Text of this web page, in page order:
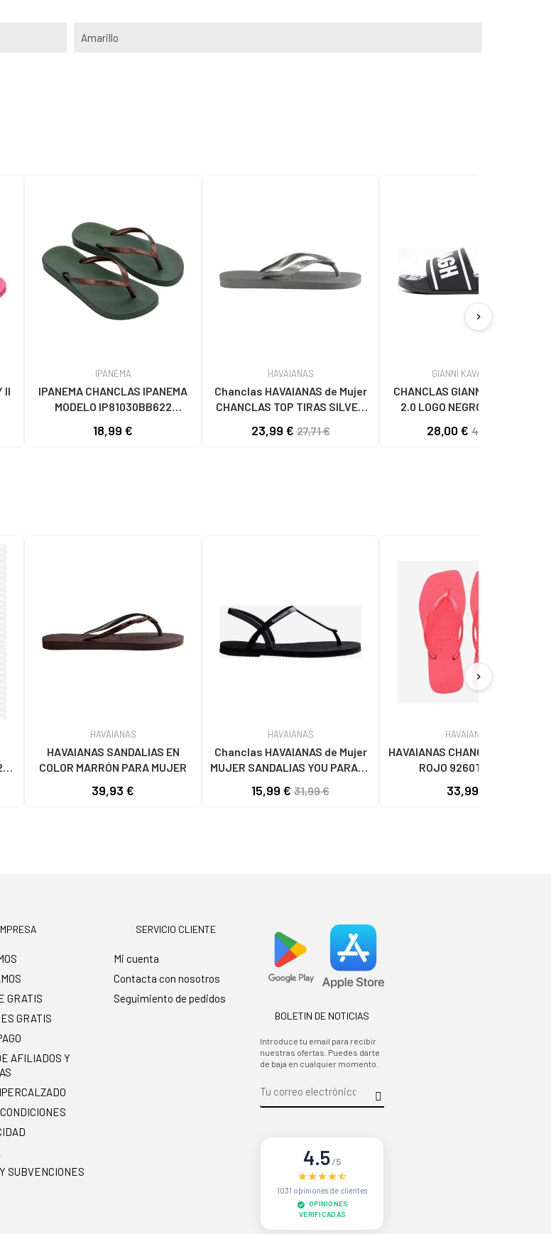
Amarillo
II
IPANEMA
IPANEMA CHANCLAS IPANEMA
MODELO IP81030BB622
18,99 €
HAVAIANAS
Chanclas HAVAIANAS de Mujer
CHANCLAS TOP TIRAS SILVER
23,99 €27,71 €
GIANNI KAVANAGH
CHANCLAS GIANNI KAVANAGH
2.0 LOGO NEGRO Y BLANCO
28,00 €40,00 €
chevron_right
HAVAIANAS
HAVAIANAS SANDALIAS EN
COLOR MARRÓN PARA MUJER
39,93 €
HAVAIANAS
Chanclas HAVAIANAS de Mujer
MUJER SANDALIAS YOU PARATY
15,99 € 31,99 €
HAVAIANAS
HAVAIANAS CHANCLAS SQUARE
ROJO 9260TRPCRL
33,99 €
chevron_right
GRATIS
GRATIS
AFILIADOS Y
SUBVENCIONES
SERVICIO CLIENTE
Mi cuenta
Contacta con nosotros
Seguimiento de pedidos
BOLETIN DE NOTICIAS
Introduce tu email para recibir
nuestras ofertas. Puedes darte
de baja en cualquier momento.
4.5/5
1031 opiniones de clientes
OPINIONES
VERIFICADAS